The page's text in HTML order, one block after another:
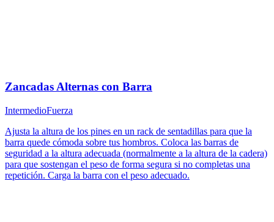
Zancadas Alternas con Barra
IntermedioFuerza
Ajusta la altura de los pines en un rack de sentadillas para que la
barra quede cómoda sobre tus hombros. Coloca las barras de
seguridad a la altura adecuada (normalmente a la altura de la cadera)
para que sostengan el peso de forma segura si no completas una
repetición. Carga la barra con el peso adecuado.